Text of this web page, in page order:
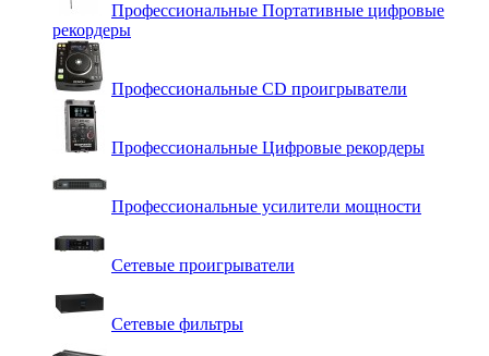
Профессиональные Портативные цифровые
рекордеры
Профессиональные СD проигрыватели
Профессиональные Цифровые рекордеры
Профессиональные усилители мощности
Сетевые проигрыватели
Сетевые фильтры